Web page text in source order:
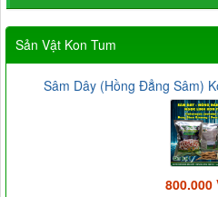
Sản Vật Kon Tum
Sâm Dây (Hồng Đẳng Sâm)
800.000